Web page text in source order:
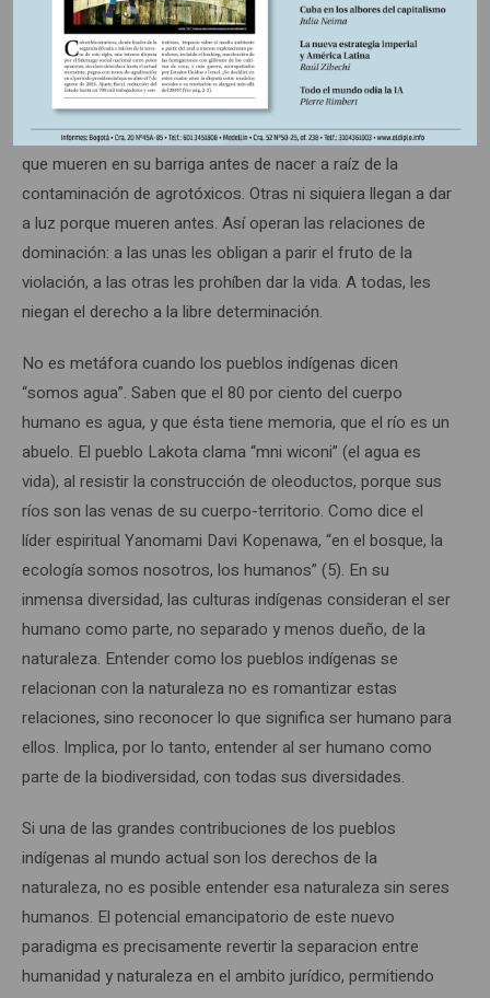
cáncer e infertilidad por estar en contacto, cuando cocinan
y lavan, con mercurio, arsénico o crudo diluidos en el agua.
Los desechos tóxicos entran en la tierra y en sus cuerpos,
matando lentamente. En Brasil, la lideresa Sonia Guajajara
cuenta que muchas mujeres guaraní tienen que parir bebes
que mueren en su barriga antes de nacer a raíz de la
contaminación de agrotóxicos. Otras ni siquiera llegan a dar
a luz porque mueren antes. Así operan las relaciones de
dominación: a las unas les obligan a parir el fruto de la
violación, a las otras les prohíben dar la vida. A todas, les
niegan el derecho a la libre determinación.
No es metáfora cuando los pueblos indígenas dicen
“somos agua”. Saben que el 80 por ciento del cuerpo
humano es agua, y que ésta tiene memoria, que el río es un
abuelo. El pueblo Lakota clama “mni wiconi” (el agua es
vida), al resistir la construcción de oleoductos, porque sus
ríos son las venas de su cuerpo-territorio. Como dice el
líder espiritual Yanomami Davi Kopenawa, “en el bosque, la
ecología somos nosotros, los humanos” (5). En su
inmensa diversidad, las culturas indígenas consideran el ser
humano como parte, no separado y menos dueño, de la
naturaleza. Entender como los pueblos indígenas se
relacionan con la naturaleza no es romantizar estas
relaciones, sino reconocer lo que significa ser humano para
ellos. Implica, por lo tanto, entender al ser humano como
parte de la biodiversidad, con todas sus diversidades.
Si una de las grandes contribuciones de los pueblos
indígenas al mundo actual son los derechos de la
naturaleza, no es posible entender esa naturaleza sin seres
humanos. El potencial emancipatorio de este nuevo
paradigma es precisamente revertir la separacion entre
humanidad y naturaleza en el ambito jurídico, permitiendo